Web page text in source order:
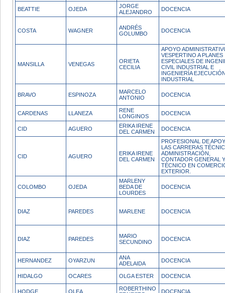
BEATTIE OJEDA
JORGE
ALEJANDRO
DOCENCIA
COSTA WAGNER
ANDRÉS
GOLUMBO
DOCENCIA
MANSILLA VENEGAS
ORIETA
CECILIA
APOYO
VESPERTINO A PLANES
ESPECIALES DE
CIVIL INDUSTRIAL E
INGENIERÍA
INDUSTRIAL
BRAVO ESPINOZA
MARCELO
ANTONIO
DOCENCIA
CARDENAS LLANEZA
RENE
LONGINOS
DOCENCIA
CID AGUERO
ERIKA IRENE
DEL CARMEN
DOCENCIA
CID AGUERO
ERIKA IRENE
DEL CARMEN
PROFESIONAL DE
LAS CARRERAS
ADMINISTRACIÓN,
CONTADOR GENERAL Y
TÉCNICO EN
EXTERIOR.
COLOMBO OJEDA
MARLENY
BEDA DE
LOURDES
DOCENCIA
DIAZ PAREDES MARLENE DOCENCIA
DIAZ PAREDES
MARIO
SECUNDINO
DOCENCIA
HERNANDEZ OYARZUN
ANA
ADELAIDA
DOCENCIA
HIDALGO OCARES OLGA ESTER DOCENCIA
HODGE OLEA
ROBERTHINO
DOCENCIA